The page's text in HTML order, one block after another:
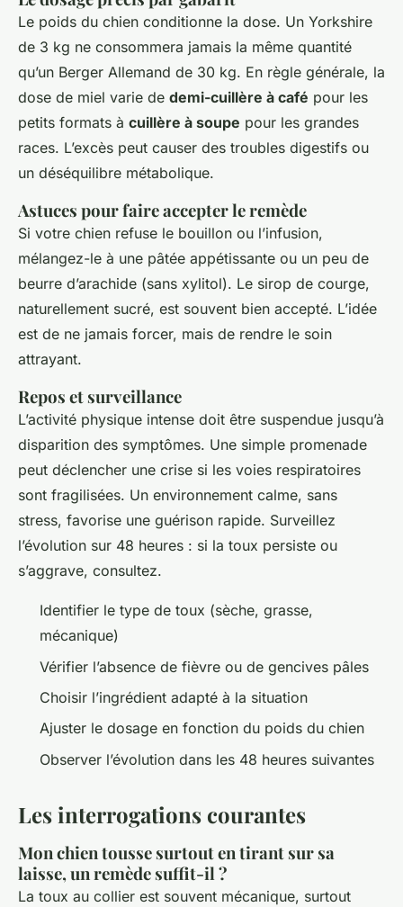
Le poids du chien conditionne la dose. Un Yorkshire
de 3 kg ne consommera jamais la même quantité
qu’un Berger Allemand de 30 kg. En règle générale, la
dose de miel varie de demi-cuillère à café pour les
petits formats à cuillère à soupe pour les grandes
races. L’excès peut causer des troubles digestifs ou
un déséquilibre métabolique.
Astuces pour faire accepter le remède
Si votre chien refuse le bouillon ou l’infusion,
mélangez-le à une pâtée appétissante ou un peu de
beurre d’arachide (sans xylitol). Le sirop de courge,
naturellement sucré, est souvent bien accepté. L’idée
est de ne jamais forcer, mais de rendre le soin
attrayant.
Repos et surveillance
L’activité physique intense doit être suspendue jusqu’à
disparition des symptômes. Une simple promenade
peut déclencher une crise si les voies respiratoires
sont fragilisées. Un environnement calme, sans
stress, favorise une guérison rapide. Surveillez
l’évolution sur 48 heures : si la toux persiste ou
s’aggrave, consultez.
Identifier le type de toux (sèche, grasse,
mécanique)
Vérifier l’absence de fièvre ou de gencives pâles
Choisir l’ingrédient adapté à la situation
Ajuster le dosage en fonction du poids du chien
Observer l’évolution dans les 48 heures suivantes
Les interrogations courantes
Mon chien tousse surtout en tirant sur sa
laisse, un remède suffit-il ?
La toux au collier est souvent mécanique, surtout